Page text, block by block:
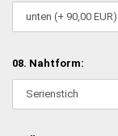
08. Nahtform: